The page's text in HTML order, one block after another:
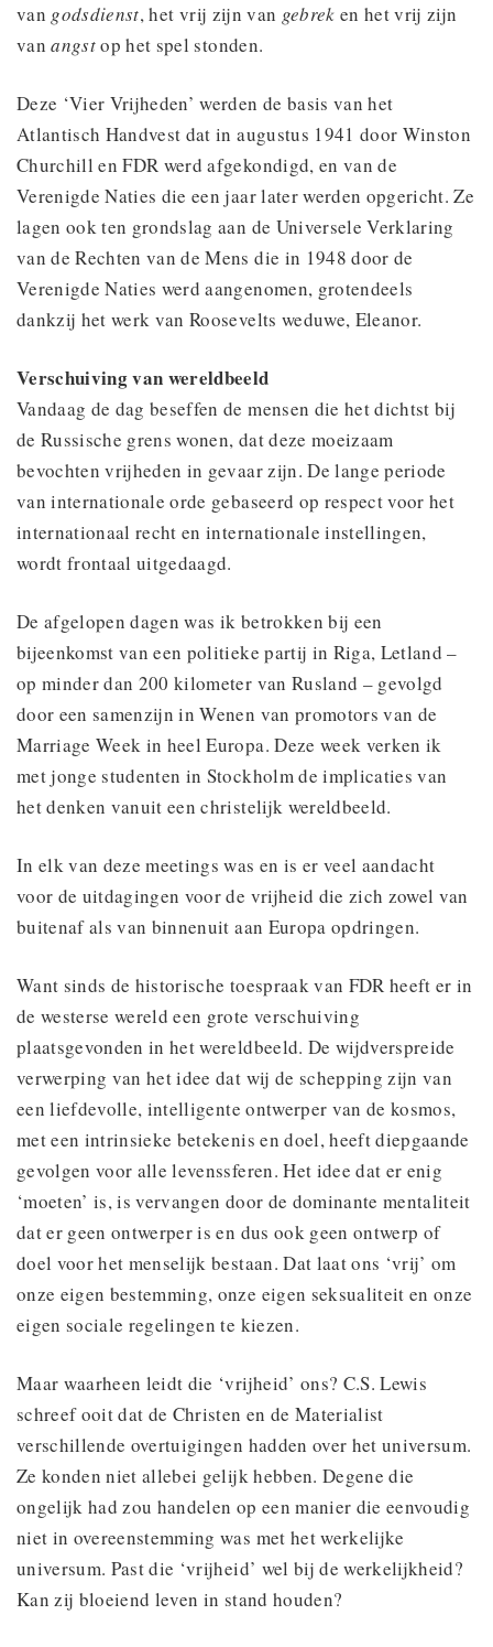
van godsdienst, het vrij zijn van gebrek en het vrij zijn
vanangstop het spel stonden.
Deze ‘Vier Vrijheden’ werden de basis van het
Atlantisch Handvest dat in augustus 1941 door Winston
Churchill en FDR werd afgekondigd, en van de
Verenigde Naties die een jaar later werden opgericht. Ze
lagen ook ten grondslag aan de Universele Verklaring
van de Rechten van de Mens die in 1948 door de
Verenigde Naties werd aangenomen, grotendeels
dankzij het werk van Roosevelts weduwe, Eleanor.
Verschuiving van wereldbeeld
Vandaag de dag beseffen de mensen die het dichtst bij
de Russische grens wonen, dat deze moeizaam
bevochten vrijheden in gevaar zijn. De lange periode
van internationale orde gebaseerd op respect voor het
internationaal recht en internationale instellingen,
wordt frontaal uitgedaagd.
De afgelopen dagen was ik betrokken bij een
bijeenkomst van een politieke partij in Riga, Letland –
op minder dan 200 kilometer van Rusland – gevolgd
door een samenzijn in Wenen van promotors van de
Marriage Week in heel Europa. Deze week verken ik
met jonge studenten in Stockholm de implicaties van
het denken vanuit een christelijk wereldbeeld.
In elk van deze meetings was en is er veel aandacht
voor de uitdagingen voor de vrijheid die zich zowel van
buitenaf als van binnenuit aan Europa opdringen.
Want sinds de historische toespraak van FDR heeft er in
de westerse wereld een grote verschuiving
plaatsgevonden in het wereldbeeld. De wijdverspreide
verwerping van het idee dat wij de schepping zijn van
een liefdevolle, intelligente ontwerper van de kosmos,
met een intrinsieke betekenis en doel, heeft diepgaande
gevolgen voor alle levenssferen. Het idee dat er enig
‘moeten’ is, is vervangen door de dominante mentaliteit
dat er geen ontwerper is en dus ook geen ontwerp of
doel voor het menselijk bestaan. Dat laat ons ‘vrij’ om
onze eigen bestemming, onze eigen seksualiteit en onze
eigen sociale regelingen te kiezen.
Maar waarheen leidt die ‘vrijheid’ ons? C.S. Lewis
schreef ooit dat de Christen en de Materialist
verschillende overtuigingen hadden over het universum.
Ze konden niet allebei gelijk hebben. Degene die
ongelijk had zou handelen op een manier die eenvoudig
niet in overeenstemming was met het werkelijke
universum. Past die ‘vrijheid’ wel bij de werkelijkheid?
Kan zij bloeiend leven in stand houden?